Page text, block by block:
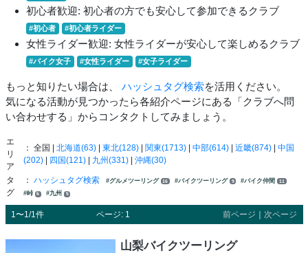
初心者歓迎: 初心者の方でも安心して参加できるクラブ
#初心者 #初心者ライダー
女性ライダー歓迎: 女性ライダーが安心して楽しめるクラブ
#バイク女子 #女性ライダー #女子ライダー
もっと知りたい場合は、 ハッシュタグ検索を活用ください。
気になる活動が見つかったら各紹介ページにある「クラブへ問
い合わせする」からコンタクトしてみましょう。
エ
リ
ア
： 全国 | 北海道(63)| 東北(128)| 関東(1713)| 中部(614)| 近畿(874)| 中国
(202)| 四国(121)| 九州(331)| 沖縄(30)
タ
グ
： ハッシュタグ検索 #グルメツーリング 16 #バイクツーリング 9 #バイク仲間 11
#峠 6 #九州 5
1〜1/1件 ページ: 1 前ページ 次ページ
山梨バイクツーリング